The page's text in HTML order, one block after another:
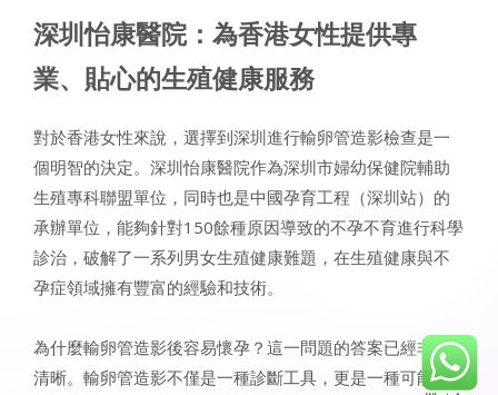
深圳怡康醫院：為香港女性提供專
業、貼心的生殖健康服務
對於香港女性來說，選擇到深圳進行輸卵管造影檢查是一
個明智的決定。深圳怡康醫院作為深圳市婦幼保健院輔助
生殖專科聯盟單位，同時也是中國孕育工程（深圳站）的
承辦單位，能夠針對150餘種原因導致的不孕不育進行科學
診治，破解了一系列男女生殖健康難題，在生殖健康與不
孕症領域擁有豐富的經驗和技術。
為什麼輸卵管造影後容易懷孕？這一問題的答案已經非常
清晰。輸卵管造影不僅是一種診斷工具，更是一種可能幫